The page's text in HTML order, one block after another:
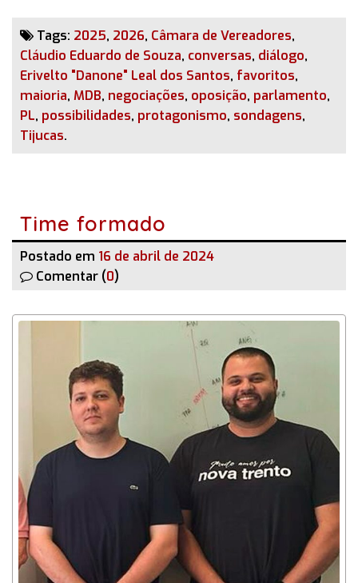
Tags: 2025, 2026, Câmara de Vereadores,
Cláudio Eduardo de Souza, conversas, diálogo,
Erivelto "Danone" Leal dos Santos, favoritos,
maioria, MDB, negociações, oposição, parlamento,
PL, possibilidades, protagonismo, sondagens,
Tijucas.
Time formado
Postado em 16 de abril de 2024
Comentar (0)